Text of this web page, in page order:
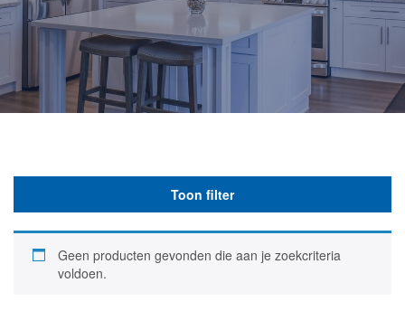
Toon filter
Geen producten gevonden die aan je zoekcriteria
voldoen.